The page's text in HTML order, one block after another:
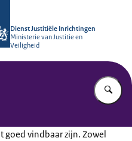
Dienst Justitiële Inrichtingen
Ministerie van Justitie en
Veiligheid
goed vindbaar zijn. Zowel